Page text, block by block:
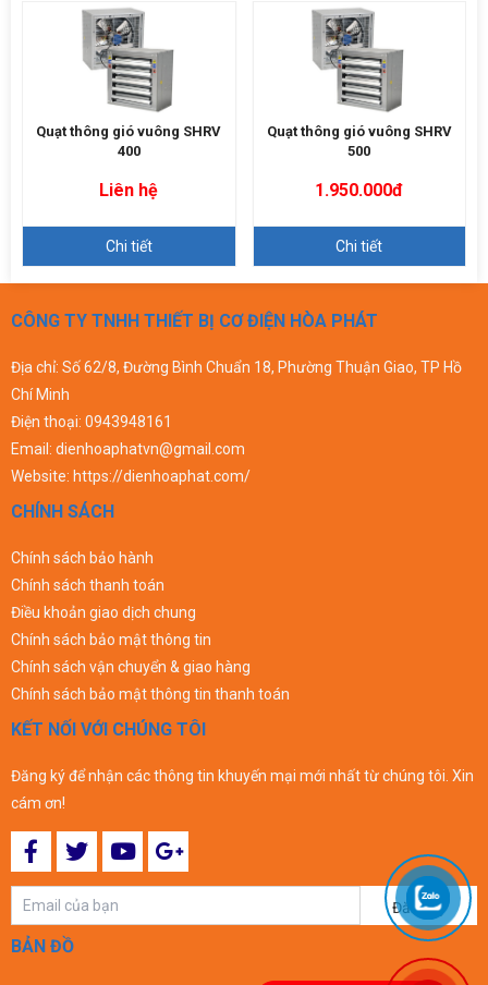
Quạt thông gió vuông SHRV
400
Liên hệ
Chi tiết
Quạt thông gió vuông SHRV
500
1.950.000đ
Chi tiết
CÔNG TY TNHH THIẾT BỊ CƠ ĐIỆN HÒA PHÁT
Địa chỉ: Số 62/8, Đường Bình Chuẩn 18, Phường Thuận Giao, TP Hồ
Chí Minh
Điện thoại: 0943948161
Email: dienhoaphatvn@gmail.com
Website: https://dienhoaphat.com/
CHÍNH SÁCH
Chính sách bảo hành
Chính sách thanh toán
Điều khoản giao dịch chung
Chính sách bảo mật thông tin
Chính sách vận chuyển & giao hàng
Chính sách bảo mật thông tin thanh toán
KẾT NỐI VỚI CHÚNG TÔI
Đăng ký để nhận các thông tin khuyến mại mới nhất từ chúng tôi. Xin
cám ơn!
Đăng ký
BẢN ĐỒ